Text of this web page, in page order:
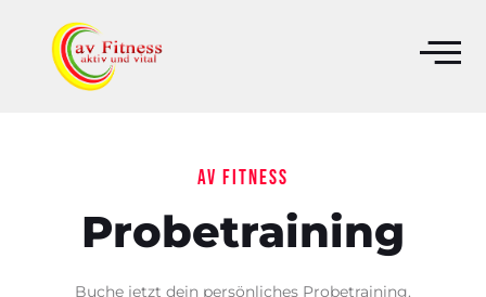
AV Fitness
Probetraining
Buche jetzt dein persönliches Probetraining.